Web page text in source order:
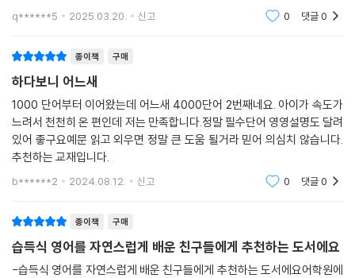
해 3권, 4권 2바퀴씩 기본 돌리기가 목표네요 ㅎㅎ
q******5 2025.03.20. 신고 0 댓글0
종이책 구매
하다보니 어느새
1000 단어부터 이어왔는데 어느새 4000단어 2번째네요. 아이가 속도가
느려서 천천히 온 편인데 저는 만족합니다.정말 필수단어 영영설명도 달려
있어 좋구요예문 읽고 외우면 정말 큰 도움 될거라 믿어 의심치 않습니다.
추천하는 교재입니다.
b******2 2024.08.12. 신고 0 댓글0
종이책 구매
습득식 영어를 자연스럽게 배운 친구들에게 추천하는 도서에요
-습득식 영어를 자연스럽게 배운 친구들에게 추천하는 도서에요어학원에